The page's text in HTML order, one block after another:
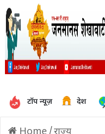
टॉप न्यूज़ देश